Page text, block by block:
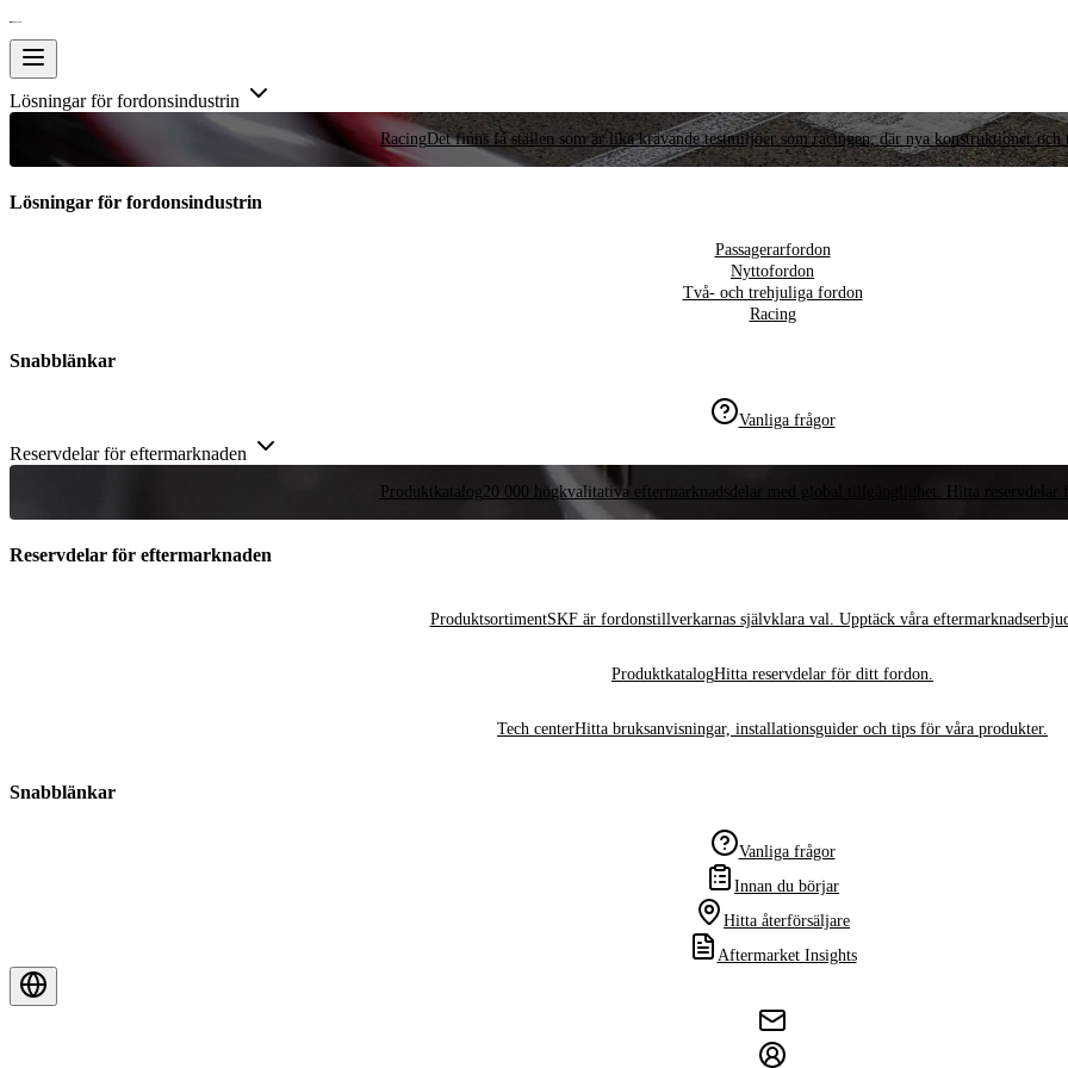
Lösningar för fordonsindustrin
RacingDet finns få ställen som är lika krävande testmiljöer som racingen, där nya konstruktioner och
Lösningar för fordonsindustrin
Passagerarfordon
Nyttofordon
Två- och trehjuliga fordon
Racing
Snabblänkar
Vanliga frågor
Reservdelar för eftermarknaden
Produktkatalog20 000 högkvalitativa eftermarknadsdelar med global tillgänglighet. Hitta reservdelar
Reservdelar för eftermarknaden
ProduktsortimentSKF är fordonstillverkarnas självklara val. Upptäck våra
ProduktkatalogHitta reservdelar för ditt fordon.
Tech centerHitta bruksanvisningar, installationsguider och tips för våra produkter.
Snabblänkar
Vanliga frågor
Innan du börjar
Hitta återförsäljare
Aftermarket Insights